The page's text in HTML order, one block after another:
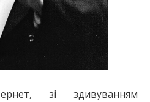
зі здивуванням